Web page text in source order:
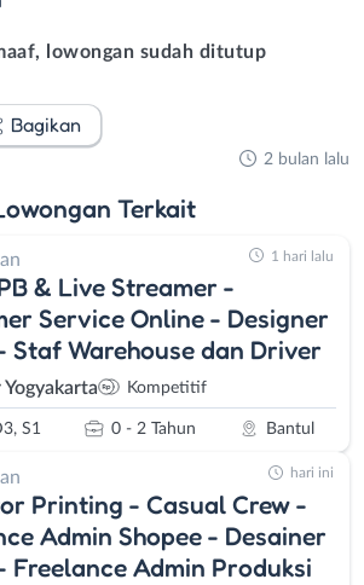
lowongan sudah ditutup
Bagikan
2 bulan lalu
Terkait
& Live Streamer -
Service Online - Designer
Staf Warehouse dan Driver
Kompetitif
S1 0 - 2 Tahun Bantul
1 hari lalu
Printing - Casual Crew -
Admin Shopee - Desainer
Freelance Admin Produksi
hari ini